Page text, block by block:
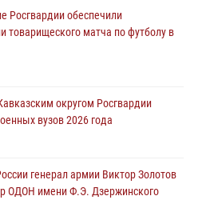
«Поезда Победы» в
помощь медикам и девушке с
Росгвардии обеспечили
товарищеского матча по футболу в
округом Росгвардии
вузов 2026 года
генерал армии Виктор Золотов
ОДОН имени Ф.Э. Дзержинского